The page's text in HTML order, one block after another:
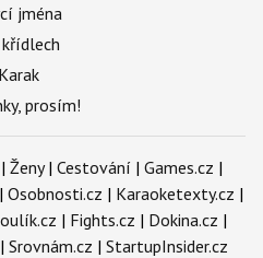
jména
Karak
prosím!
| Ženy| Cestování | Games.cz |
| Osobnosti.cz | Karaoketexty.cz |
| Fights.cz | Dokina.cz |
| Srovnám.cz | StartupInsider.cz